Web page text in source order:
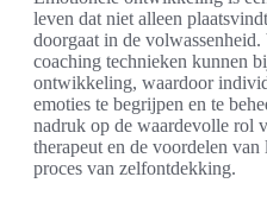
leven dat niet alleen
doorgaat in de
coaching technieken kunnen
ontwikkeling, waardoor
emoties te begrijpen en te
nadruk op de waardevolle rol
therapeut en de voordelen
proces van zelfontdekking.